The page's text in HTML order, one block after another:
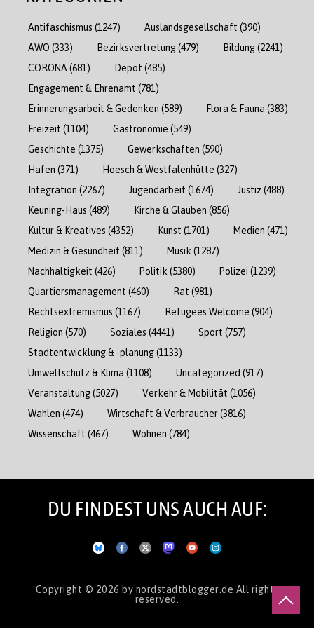
Antifaschismus (1247) Auslandsgesellschaft (390)
AWO (333) Bezirksvertretung(479) Bildung(2241)
CORONA (681) Depot (485)
Engagement & Ehrenamt (781)
Erinnerungsarbeit & Gedenken (589) Flora & Fauna (383)
Freizeit (1104) Gastronomie (549)
Geschichte (1375) Gewerkschaften (590)
Hafen (371) Hoesch & Westfalenhütte (327)
Integration (2267) Jugendarbeit (1674) Justiz(488)
Keuning-Haus (489) Kirche & Glauben (856)
Kultur & Kreatives (4352) Kunst (1701) Medien (471)
Medizin & Gesundheit (811) Musik (1287)
Nachhaltigkeit (426) Politik (5380) Polizei (1239)
Quartiersmanagement (460) Rat (981)
Rechtsextremismus (1167) Refugees Welcome (904)
Religion (570) Soziales (4441) Sport (757)
Stadtentwicklung & -planung(1133)
Umweltschutz & Klima (1108) Uncategorized (917)
Veranstaltung(5027) Verkehr & Mobilität (1056)
Wahlen (474) Wirtschaft & Verbraucher(3816)
Wissenschaft (467) Wohnen (784)
DU FINDEST UNS AUCH AUF:
Copyright © 2026 by nordstadtblogger.de All rights
reserved.